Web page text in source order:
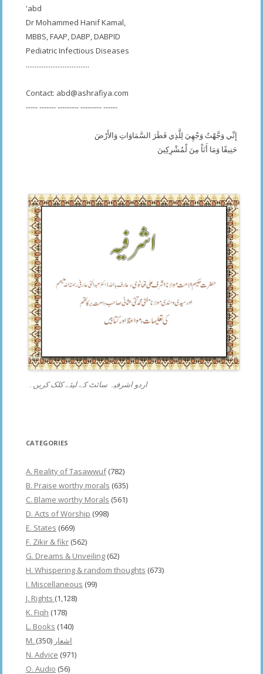
'abd
Dr Mohammed Hanif Kamal,
MBBS, FAAP, DABP, DABPID
Pediatric Infectious Diseases
....................................
Contact: abd@ashrafiya.com
----- ------- --------- --------- ------
إِنِّي وَجَّهْتُ وَجْهِيَ لِلَّذِي فَطَرَ السَّمَاوَاتِ وَالأَرْضَ
حَنِيفًا وَمَا أَنَاْ مِنَ لْمُشْرِكِينَ
اردو اشرفیہ سائٹ کے لیئے کلک کریں۔
CATEGORIES
A. Reality of Tasawwuf(782)
B. Praise worthy morals (635)
C. Blame worthy Morals (561)
D. Acts of Worship (998)
E. States (669)
F. Zikir & fikr (562)
G. Dreams & Unveiling (62)
H. Whispering & random thoughts (673)
I. Miscellaneous (99)
J. Rights (1,128)
K. Fiqh (178)
L. Books (140)
M. اشعار (350)
N. Advice (971)
O. Audio (56)